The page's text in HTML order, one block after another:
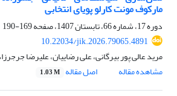
مارکوف مونت کارلو پویای انتخابی
دوره 17، شماره 66، تابستان 1407، صفحه
169-190
10.22034/jik.2026.79065.4891
مرید عالی پور بیرگانی، علی رضاییان، علیرضا
مشاهده مقاله
اصل مقاله 1.03 M